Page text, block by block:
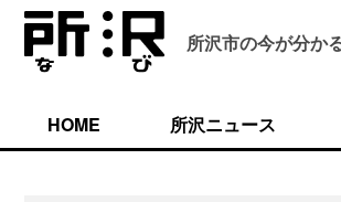
所沢市の今が分か
HOME 所沢ニュース